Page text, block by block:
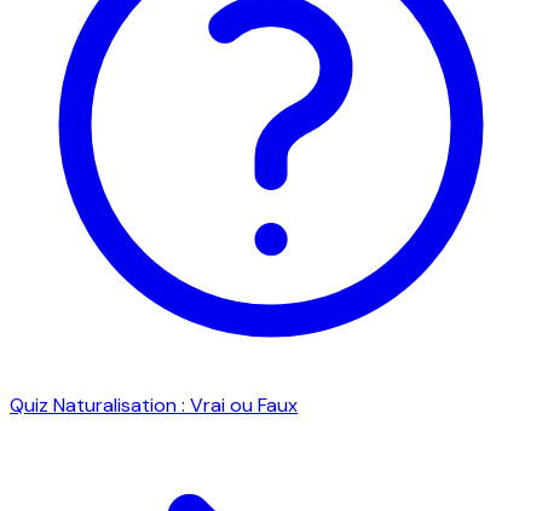
Quiz Naturalisation : Vrai ou Faux